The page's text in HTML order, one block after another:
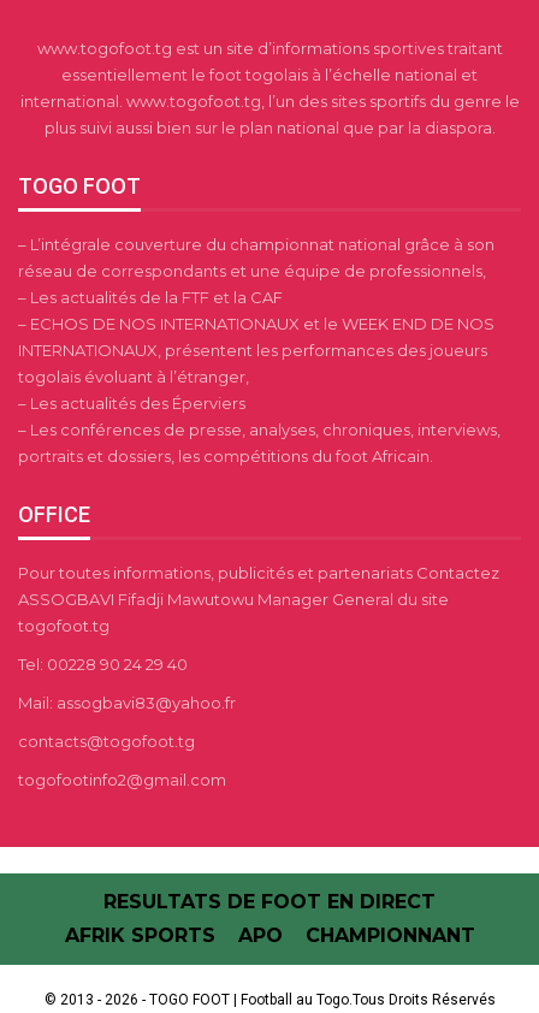
www.togofoot.tg est un site d’informations sportives traitant
essentiellement le foot togolais à l’échelle national et
international. www.togofoot.tg, l’un des sites sportifs du genre le
plus suivi aussi bien sur le plan national que par la diaspora.
TOGO FOOT
– L’intégrale couverture du championnat national grâce à son
réseau de correspondants et une équipe de professionnels,
– Les actualités de la FTF et la CAF
– ECHOS DE NOS INTERNATIONAUX et le WEEK END DE NOS
INTERNATIONAUX, présentent les performances des joueurs
togolais évoluant à l’étranger,
– Les actualités des Éperviers
– Les conférences de presse, analyses, chroniques, interviews,
portraits et dossiers, les compétitions du foot Africain.
OFFICE
Pour toutes informations, publicités et partenariats Contactez
ASSOGBAVI Fifadji Mawutowu Manager General du site
togofoot.tg
Tel: 00228 90 24 29 40
Mail: assogbavi83@yahoo.fr
contacts@togofoot.tg
togofootinfo2@gmail.com
RESULTATS DE FOOT EN DIRECT
AFRIK SPORTS
APO CHAMPIONNANT
© 2013 - 2026 - TOGO FOOT | Football au Togo.Tous Droits Réservés